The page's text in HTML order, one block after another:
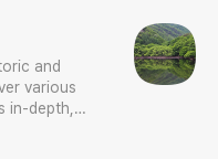
and
various
in-depth,
sense or